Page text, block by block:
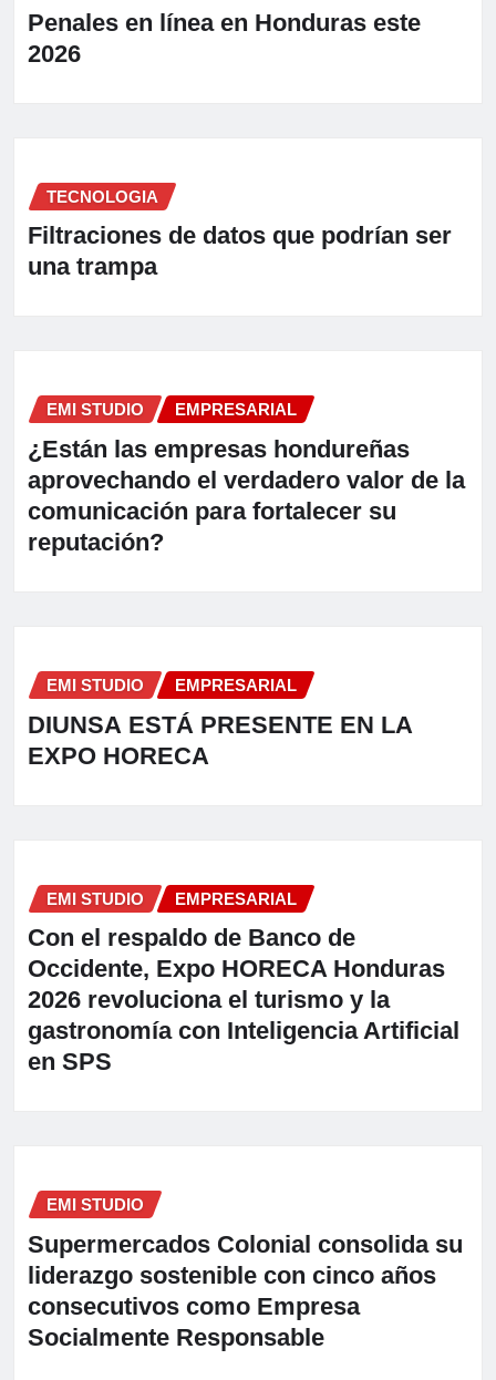
Penales en línea en Honduras este
2026
TECNOLOGIA
Filtraciones de datos que podrían ser
una trampa
EMI STUDIO EMPRESARIAL
¿Están las empresas hondureñas
aprovechando el verdadero valor de la
comunicación para fortalecer su
reputación?
EMI STUDIO EMPRESARIAL
DIUNSA ESTÁ PRESENTE EN LA
EXPO HORECA
EMI STUDIO EMPRESARIAL
Con el respaldo de Banco de
Occidente, Expo HORECA Honduras
2026 revoluciona el turismo y la
gastronomía con Inteligencia Artificial
en SPS
EMI STUDIO
Supermercados Colonial consolida su
liderazgo sostenible con cinco años
consecutivos como Empresa
Socialmente Responsable